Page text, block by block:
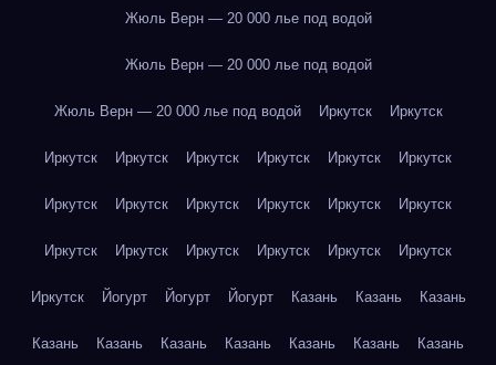
Жюль Верн — 20 000 лье под водой
Жюль Верн — 20 000 лье под водой
Жюль Верн — 20 000 лье под водой Иркутск Иркутск
Иркутск Иркутск Иркутск Иркутск Иркутск Иркутск
Иркутск Иркутск Иркутск Иркутск Иркутск Иркутск
Иркутск Иркутск Иркутск Иркутск Иркутск Иркутск
Иркутск Йогурт Йогурт Йогурт Казань Казань Казань
Казань Казань Казань Казань Казань Казань Казань